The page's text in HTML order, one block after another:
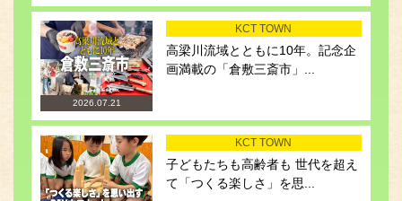
2026.07.21
KCT TOWN
高梁川流域とともに10年。記念企
画満載の「倉敷三斎市」...
KCT TOWN
子どもたちも高齢者も 世代を超え
て「つくる楽しさ」を思...